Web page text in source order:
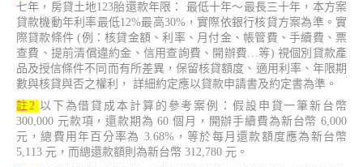
七年，房貸土地123胎還款年限： 最低十年～最長三十年，本方案
貸款機動年利率最低12%最高30%，實際依銀行核貸方案為準。實
際貸款條件 (例：核貸金額、利率、月付金、帳管費、手續費、票
查費、提前清償違約金、信用查詢費、開辦費…等) 視個別貸款產
品及授信條件不同而有所差異，保留核貸額度、適用利率、年限期
數與核貸與否之權利， 詳細約定應以貸款申請書及約定書為準。
註2 以下為借貸成本計算的參考案例：假設申貸一筆新台幣
300,000 元款項，還款期為 60 個月，開辦手續費為新台幣 6,000
元，總費用年百分率為 3.68%，等於每月還款額度應為新台幣
5,113 元，而總還款額則為新台幣 312,780 元。